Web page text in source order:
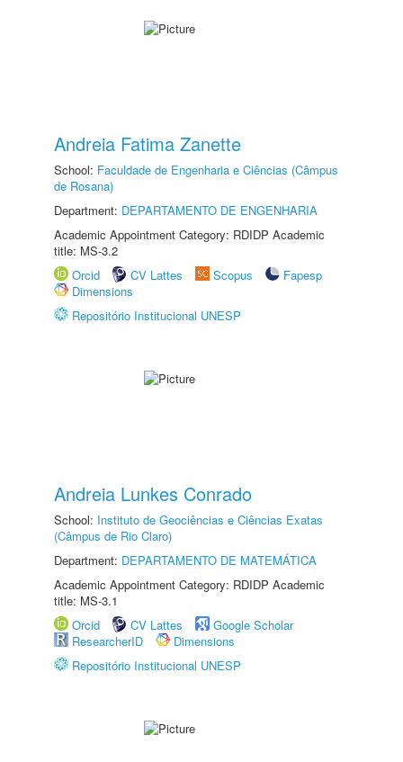
Andreia Fatima Zanette
School: Faculdade de Engenharia e Ciências (Câmpus
de Rosana)
Department: DEPARTAMENTO DE ENGENHARIA
Academic Appointment Category: RDIDP Academic
title: MS-3.2
Orcid
CV Lattes Scopus
Fapesp
Dimensions
Repositório Institucional UNESP
Andreia Lunkes Conrado
School: Instituto de Geociências e Ciências Exatas
(Câmpus de Rio Claro)
Department: DEPARTAMENTO DE MATEMÁTICA
Academic Appointment Category: RDIDP Academic
title: MS-3.1
Orcid
CV Lattes
Google Scholar
ResearcherID
Dimensions
Repositório Institucional UNESP